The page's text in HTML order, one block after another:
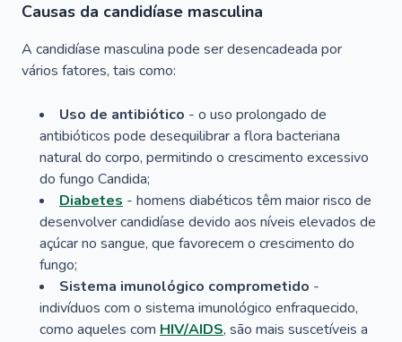
Causas da candidíase masculina
A candidíase masculina pode ser desencadeada por
vários fatores, tais como:
Uso de antibiótico - o uso prolongado de
antibióticos pode desequilibrar a flora bacteriana
natural do corpo, permitindo o crescimento excessivo
do fungo Candida;
Diabetes - homens diabéticos têm maior risco de
desenvolver candidíase devido aos níveis elevados de
açúcar no sangue, que favorecem o crescimento do
fungo;
Sistema imunológico comprometido -
indivíduos com o sistema imunológico enfraquecido,
como aqueles com HIV/AIDS, são mais suscetíveis a